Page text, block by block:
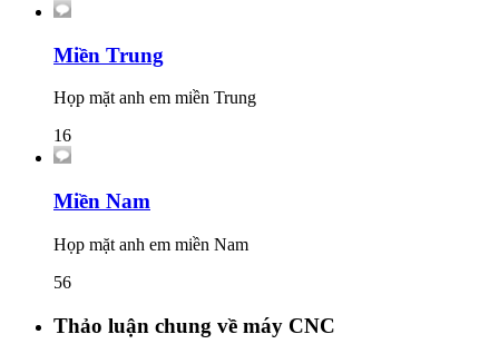
Miền Trung
Họp mặt anh em miền Trung
16
Miền Nam
Họp mặt anh em miền Nam
56
Thảo luận chung về máy CNC